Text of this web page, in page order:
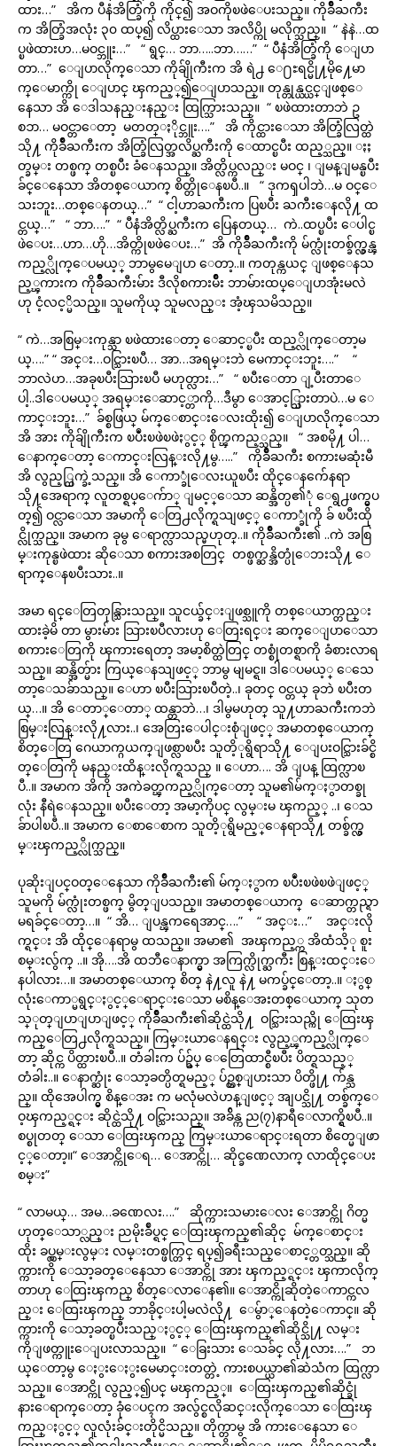
ထား…” အိက ပီနံအိတ္ခြံကို ကိုင္၍ အဝကိုၿဖဲေပးသည္။ ကိုခ်ိဳႀကီး
က အိတ္ခြံအလုံး ၃၀ ထပ္၍ လိပ္ထားေသာ အလိပ္ကို မလိုက္သည္။ “ နဲနဲ…ထ
ပ္ၿဖဲထားဟ…မဝင္ဘူး…” “ ရွင္… ဘာ…..ဘာ……” “ ပီနံအိတ္ခြံကို ေျပာ
တာ…” ေျပာလိုက္ေသာ ကိုခ်ျိုကီးက အိ ရဲ႕ ေ႐ႊရင္မို႔မို႔ေမာ
က္ေမာက္ကို ေျပာင္ ၾကည့္၍ေျပာသည္။ တုန္တုန္ယင္ယင္ျဖစ္ေ
နေသာ အိ ေဒါသနည္းနည္း ထြက္သြားသည္။ “ ၿဖဲထားတာဘဲ ဥ
စၥာ… မဝင္တာေတာ့ မတတ္ႏိုင္ဘူး….” အိ ကိုင္ထားေသာ အိတ္ခြံလြတ္ထဲ
သို႔ ကိုခ်ိဳႀကီးက အိတ္ခြံလြတ္အလိပ္ႀကီးကို ေထာင္ၿပီး ထည့္သည္။ ႏႈ
တ္ခမ္း တစ္ဖက္ တစ္ၿပီး ခံေနသည္။ အိတ္လိပ္ကလည္း မဝင္ ၊ ျမန္ျမန္ၿပီး
ခ်င္ေနေသာ အိတစ္ေယာက္ စိတ္တိုေနၿပီ..။ “ ဒုကၡပါဘဲ…မ ဝင္ေ
သးဘူး…တစ္ေနတယ္…” “ ငါ့ဟာႀကီးက ပြၿပီး ႀကီးေနလို႔ ထ
င္တယ္…” “ ဘာ….” “ ပီနံအိတ္လိပ္ႀကီးက ပြေနတယ္… ကဲ..ထပ္ၿပီး ေပါင္ၿ
ဖဲေပး…ဟာ…ဟို…အိတ္ကိုၿဖဲေပး…” အိ ကိုခ်ိဳႀကီးကို မ်က္လုံးတစ္ခ်က္လွန္ၾ
ကည့္လိုက္ေပမယ့္ ဘာမွမေျပာ ေတာ့..။ ကတုန္ကယင္ ျဖစ္ေနသ
ည့္ၾကားက ကိုခ်ိဳႀကီးမ်ား ဒီလိုစကားမ်ိဳး ဘာမ်ားထပ္ေျပာအုံးမလဲ
ဟု ငံ့လင့္မိသည္။ သူမကိုယ္ သူမလည္း အံ့ၾသမိသည္။
“ ကဲ…အစြမ္းကုန္သာ ၿဖဲထားေတာ့ ေဆာင့္ၿပီး ထည့္လိုက္ေတာ့မ
ယ္….” “ အင္း…ဝင္သြားၿပီ… အာ…အရမ္းဘဲ မေကာင္းဘူး….” “
ဘာလဲဟ…အခုၿပီးသြားၿပီ မဟုတ္လား…” “ ၿပီးေတာ ျ့ပီးတာေ
ပါ့..ဒါေပမယ့္ အရမ္းေဆာင့္တာကို…ဒီမွာ ေအာင့္သြားတာပဲ…မ ေ
ကာင္းဘူး…” ခ်စ္စဖြယ္ မ်က္ေစာင္းေလးထိုး၍ ေျပာလိုက္ေသာ
အိ အား ကိုခ်ျိုကီးက ၿပဳံးၿဖဲၿဖဲႏွင့္ စိုက္ၾကည့္သည္။ “ အစမို႔ ပါ…
ေနာက္ေတာ့ ေကာင္းလြန္းလို႔မွ…..” ကိုခ်ိဳႀကီး စကားမဆုံးမီ
အိ လွည့္ထြက္ခဲ့သည္။ အိ ေကာ္ခုံေလးယူၿပီး ထိုင္ေနက်ေနရာ
သို႔အေရာက္ လူတစ္ရပ္ေက်ာ္ ျမင့္ေသာ ဆန္အိတ္ပ၏ုံ ေရွ႕ဖက္မွပ
တ္၍ ဝင္လာေသာ အမာကို ေတြ႕လိုက္ရသျဖင့္ ေကာ္ခုံကို ခ် ၿပီးထို
င္လိုက္သည္။ အမာက ခုမွ ေရာက္လာသည္မဟုတ္..။ ကိုခ်ိဳႀကီး၏ ..ကဲ အစြ
မ္းကုန္ၿဖဲထား ဆိုေသာ စကားအစတြင္ တစ္ဖက္ဆန္အိတ္ပုံေဘးသို႔ ေ
ရာက္ေနၿပီးသား..။
အမာ ရင္ေတြတုန္သြားသည္။ သူငယ္ခ်င္းျဖစ္သူကို တစ္ေယာက္တည္း
ထားခဲ့မိ တာ မွားမ်ား သြားၿပီလားဟု ေတြးရင္း ဆက္ေျပာေသာ
စကားေတြကို ၾကားရေတာ့ အမာ့စိတ္ထဲတြင္ တစ္စုံတစ္ရာကို ခံစားလာရ
သည္။ ဆန္အိတ္မ်ား ကြယ္ေနသျဖင့္ ဘာမွ မျမင္ရ။ ဒါေပမယ့္ ေသေ
တာ့ေသခ်ာသည္။ ေဟာ ၿပီးသြားၿပီတဲ့..၊ ခုတင္ ဝင္တယ္ ခုဘဲ ၿပီးတ
ယ္…။ အိ ေတာ္ေတာ္ ထန္တာဘဲ…၊ ဒါမွမဟုတ္ သူ႔ဟာႀကီးကဘဲ
စြမ္းလြန္းလို႔လား..၊ အေတြးေပါင္းစုံျဖင့္ အမာတစ္ေယာက္
စိတ္ေတြ ဂေယာက္ဂယက္ျဖစ္လာၿပီး သူတိ့ုရွိရာသို႔ ေျပးဝင္သြားခ်င္စိ
တ္ေတြကို မနည္းထိန္းလိုက္ရသည္ ။ ေဟာ…. အိ ျပန္ ထြက္လာၿ
ပီ..။ အမာက အိကို အကဲခတ္ၾကည့္လိုက္ေတာ့ သူမ၏မ်က္ႏွာတစ္ခု
လုံး နီရဲေနသည္။ ၿပီးေတာ့ အမာ့ကိုပင္ လွမ္းမ ၾကည့္ ..၊ ေသ
ခ်ာပါၿပီ..။ အမာက ေစာေစာက သူတိ့ုရွိမည့္ေနရာသို႔ တစ္ခ်က္လွ
မ္းၾကည့္လိုက္သည္။
ပုဆိုးျပင္ဝတ္ေနေသာ ကိုခ်ိဳႀကီး၏ မ်က္ႏွာက ၿပဳံးၿဖဲၿဖဲျဖင့္
သူမကို မ်က္လုံးတစ္ဖက္ မွိတ္ျပသည္။ အမာတစ္ေယာက္ ေဆာက္တည္ရာ
မရခ်င္ေတာ့…။ “ အိ… ျပန္ၾကရေအာင္….” “ အင္း…” အင္းလို
က္ရင္း အိ ထိုင္ေနရာမွ ထသည္။ အမာ၏ အၾကည့္က အိထံသိ့ု စူး
စမ္းလွ်က္ ..။ အို….အိ ထဘီေနာက္မွာ အကြက္လိုက္ႀကီး စြန္းထင္းေ
နပါလား…။ အမာတစ္ေယာက္ စိတ္ နဲ႔လူ နဲ႔ မကပ္ခ်င္ေတာ့..။ ႏွစ္
လုံးေကာ္မရွင္ႏွင့္ေရာင္းေသာ မစိန္ေအးတစ္ေယာက္ သုတ
သ္ုတ္ျပာျပာျဖင့္ ကိုခ်ိဳႀကီး၏ဆိုင္ထဲသို႔ ဝင္သြားသည္ကို ေထြးၾ
ကည္ေတြ႕လိုက္ရသည္။ ကြမ္းယာေနရင္း လွည့္ၾကည့္လိုက္ေ
တာ့ ဆိုင္က ပိတ္ထားၿပီ..။ တံခါးက ပ်ဥ္ခ်ပ္ ေတြေထာင္စီၿပီး ပိတ္ရသည့္
တံခါး..။ ေနာက္ဆုံး ေသာ့ခတ္ပိတ္ရမည့္ ပ်ဥ္တစ္ျပားသာ ပိတ္ဖို႔ က်န္သ
ည္။ ထိုအေပါက္မွ စိန္ေအး က မလုံမလဲဟန္ျဖင့္ အျပင္သို႔ တစ္ခ်က္ေ
ဝ့ၾကည့္ရင္း ဆိုင္ထဲသို႔ ဝင္သြားသည္။ အခ်ိန္က ည(၇)နာရီေလာက္ရွိၿပီ..။
စပ္စုတတ္ ေသာ ေထြးၾကည္ ကြမ္းယာေရာင္းရတာ စိတ္မေျဖာ
င့္ေတာ့။“ ေအာင္ကိုေရ… ေအာင္ကို… ဆိုင္ခဏေလာက္ လာထိုင္ေပး
စမ္း”
“ လာမယ္… အမ…ခဏေလး….” ဆိုက္ကားသမားေလး ေအာင္ကို ဂိတ္မ
ဟုတ္ေသာ္လည္း ညမိုးခ်ဳပ္ရင္ ေထြးၾကည္၏ဆိုင္ မ်က္ေစာင္း
ထိုး ခပ္လွမ္းလွမ္း လမ္းတစ္ဖက္တြင္ ရပ္၍ခရီးသည္ေစာင့္တတ္သည္။ ဆို
က္ကားကို ေသာ့ခတ္ေနေသာ ေအာင္ကို အား ၾကည့္ရင္း ၾကာလိုက္
တာဟု ေထြးၾကည္ စိတ္ေလာေန၏။ ေအာင္ကိုဆိုတဲ့ေကာင္ကလ
ည္း ေထြးၾကည္ ဘာခိုင္းပါ့မလဲလို႔ ေမွ်ာ္ေနတဲ့ေကာင္။ ဆို
က္ကားကို ေသာ့ခတ္ၿပီးသည္ႏွင့္ ေထြးၾကည္၏ဆိုင္သို႔ လမ္း
ကိုျဖတ္ကူးေျပးလာသည္။ “ ေခြးသား ေသခ်င္ လို႔လား….” ဘ
ယ္ေတာ့မွ ေႏွးေႏွးမေမာင္းတတ္တဲ့ ကားစပယ္ယာ၏ဆဲသံက ထြက္လာ
သည္။ ေအာင္ကို လွည့္၍ပင္ မၾကည့္။ ေထြးၾကည္၏ဆိုင္ခုံ
နားေရာက္ေတာ့ ခုံေပၚက အလွ်င္စလိုဆင္းလိုက္ေသာ ေထြးၾ
ကည္ႏွင့္ လူလုံးခ်င္းတိုင္မိသည္။ တိုက္တာမွ အိ ကားေနေသာ ေ